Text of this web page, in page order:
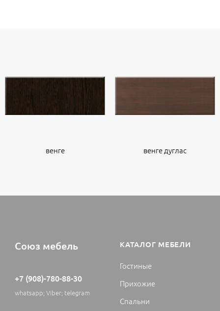
венге венге дуглас
Союз мебель
+7 (908)-780-88-30
whatsapp; Viber; telegram
КАТАЛОГ МЕБЕЛИ
Гостиные
Прихожие
Спальни